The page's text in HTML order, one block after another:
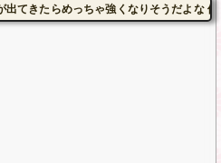
てきたらめっちゃ強くなりそうだよな 他